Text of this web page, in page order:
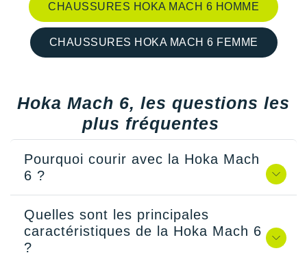
CHAUSSURES HOKA MACH 6 HOMME
CHAUSSURES HOKA MACH 6 FEMME
Hoka Mach 6, les questions les
plus fréquentes
Pourquoi courir avec la Hoka Mach
6 ?
Quelles sont les principales
caractéristiques de la Hoka Mach 6
?